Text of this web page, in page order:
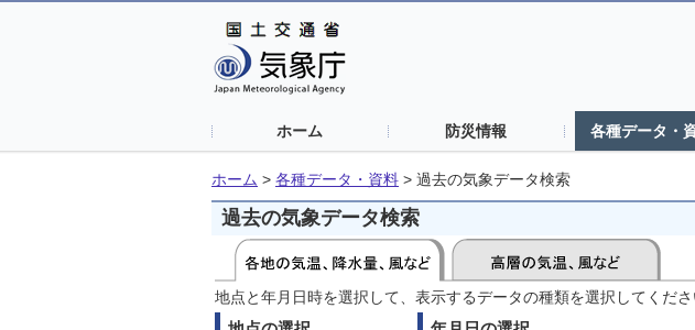
ホーム 防災情報 各種データ・
ホーム > 各種データ・資料 > 過去の気象データ検索
過去の気象データ検索
地点と年月日時を選択して、表示するデータの種類を選択してくださ